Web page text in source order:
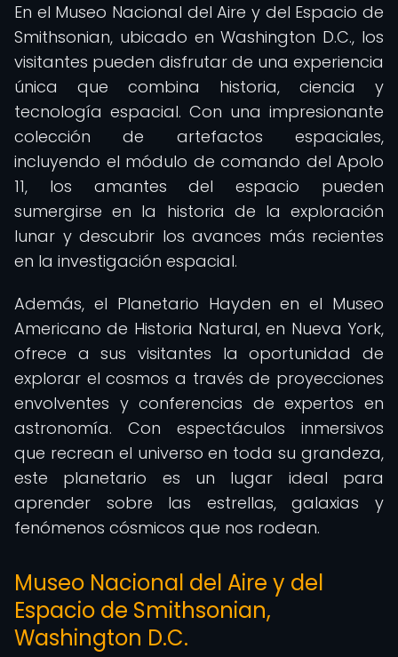
En el Museo Nacional del Aire y del Espacio de
Smithsonian, ubicado en Washington D.C., los
visitantes pueden disfrutar de una experiencia
única que combina historia, ciencia y
tecnología espacial. Con una impresionante
colección de artefactos espaciales,
incluyendo el módulo de comando del Apolo
11, los amantes del espacio pueden
sumergirse en la historia de la exploración
lunar y descubrir los avances más recientes
en la investigación espacial.
Además, el Planetario Hayden en el Museo
Americano de Historia Natural, en Nueva York,
ofrece a sus visitantes la oportunidad de
explorar el cosmos a través de proyecciones
envolventes y conferencias de expertos en
astronomía. Con espectáculos inmersivos
que recrean el universo en toda su grandeza,
este planetario es un lugar ideal para
aprender sobre las estrellas, galaxias y
fenómenos cósmicos que nos rodean.
Museo Nacional del Aire y del
Espacio de Smithsonian,
Washington D.C.